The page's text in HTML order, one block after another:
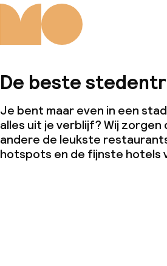
De beste
Je bent maar even in een
alles uit je verblijf? Wij
andere de leukste
hotspots en de fijnste hotels